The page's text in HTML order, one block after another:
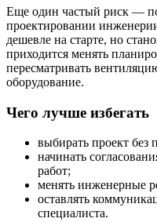
Еще один частый риск —
проектировании
дешевле на старте, но
приходится менять
пересматривать
оборудование.
Чего лучше избегать
выбирать проект без
начинать
работ;
менять инженерные
оставлять
специалиста.